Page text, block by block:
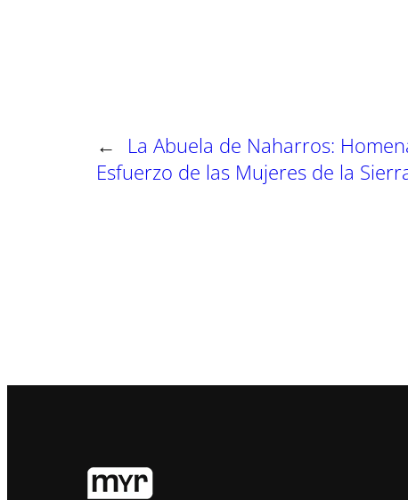
←
La Abuela de Naharros:
Esfuerzo de las Mujeres de la